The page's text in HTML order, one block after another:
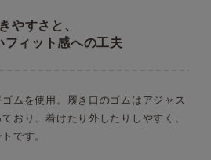
やすさと、
フィット感への工夫
ムを使用。履き口のゴムはアジャス
おり、着けたり外したりしやすく、
です。